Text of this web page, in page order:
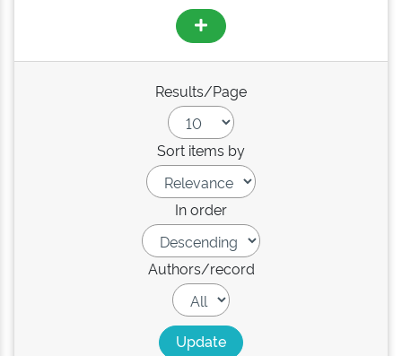
Results/Page
Sort items by
In order
Authors/record